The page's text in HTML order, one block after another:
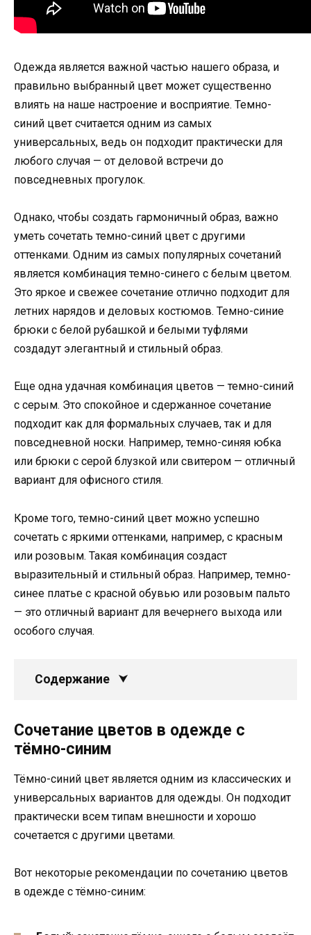
Одежда является важной частью нашего образа, и
правильно выбранный цвет может существенно
влиять на наше настроение и восприятие. Темно-
синий цвет считается одним из самых
универсальных, ведь он подходит практически для
любого случая — от деловой встречи до
повседневных прогулок.
Однако, чтобы создать гармоничный образ, важно
уметь сочетать темно-синий цвет с другими
оттенками. Одним из самых популярных сочетаний
является комбинация темно-синего с белым цветом.
Это яркое и свежее сочетание отлично подходит для
летних нарядов и деловых костюмов. Темно-синие
брюки с белой рубашкой и белыми туфлями
создадут элегантный и стильный образ.
Еще одна удачная комбинация цветов — темно-синий
с серым. Это спокойное и сдержанное сочетание
подходит как для формальных случаев, так и для
повседневной носки. Например, темно-синяя юбка
или брюки с серой блузкой или свитером — отличный
вариант для офисного стиля.
Кроме того, темно-синий цвет можно успешно
сочетать с яркими оттенками, например, с красным
или розовым. Такая комбинация создаст
выразительный и стильный образ. Например, темно-
синее платье с красной обувью или розовым пальто
— это отличный вариант для вечернего выхода или
особого случая.
Содержание
Сочетание цветов в одежде с
тёмно-синим
Тёмно-синий цвет является одним из классических и
универсальных вариантов для одежды. Он подходит
практически всем типам внешности и хорошо
сочетается с другими цветами.
Вот некоторые рекомендации по сочетанию цветов
в одежде с тёмно-синим: